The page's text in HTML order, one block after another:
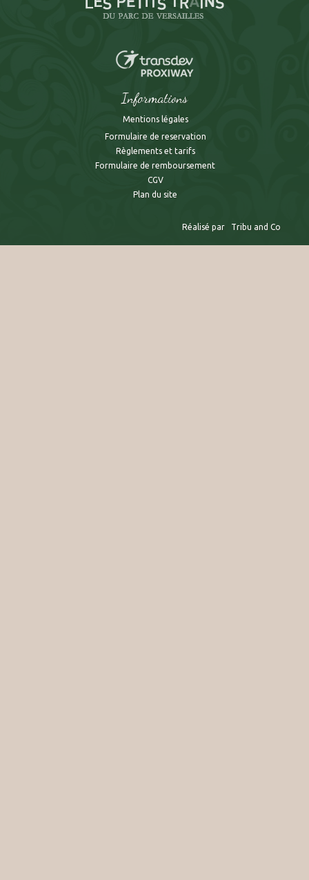
Informations
Mentions légales
Formulaire de reservation
Règlements et tarifs
Formulaire de remboursement
CGV
Plan du site
Réalisé par Tribu and Co